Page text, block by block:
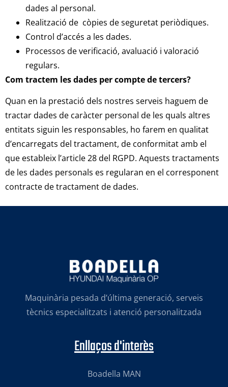
dades al personal.
Realització de còpies de seguretat periòdiques.
Control d’accés a les dades.
Processos de verificació, avaluació i valoració
regulars.
Com tractem les dades per compte de tercers?
Quan en la prestació dels nostres serveis haguem de
tractar dades de caràcter personal de les quals altres
entitats siguin les responsables, ho farem en qualitat
d’encarregats del tractament, de conformitat amb el
que estableix l’article 28 del RGPD. Aquests tractaments
de les dades personals es regularan en el corresponent
contracte de tractament de dades.
Maquinària pesada d’última generació, serveis
tècnics especialitzats i atenció personalitzada
Enllaços d'interès
Boadella MAN